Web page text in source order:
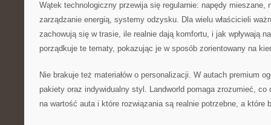
Wątek technologiczny przewija się regularnie: napędy mieszane,
zarządzanie energią, systemy odzysku. Dla wielu właścicieli
zachowują się w trasie, ile realnie dają komfortu, i jak wpływają
porządkuje te tematy, pokazując je w sposób zorientowany na
Nie brakuje też materiałów o personalizacji. W autach premium
pakiety oraz indywidualny styl. Landworld pomaga zrozumieć, co
na wartość auta i które rozwiązania są realnie potrzebne, a które